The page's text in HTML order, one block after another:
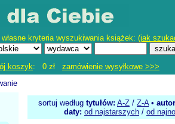
własne kryteria wyszukiwania książek: (jak
koszyk: 0 zł zamówienie wysyłkowe >>>
sortuj według tytułów: A-Z / Z-A•
daty: od najstarszych / od